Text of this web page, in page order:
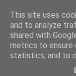
This site uses
and to analyze
shared with
metrics to ensure
statistics, and to